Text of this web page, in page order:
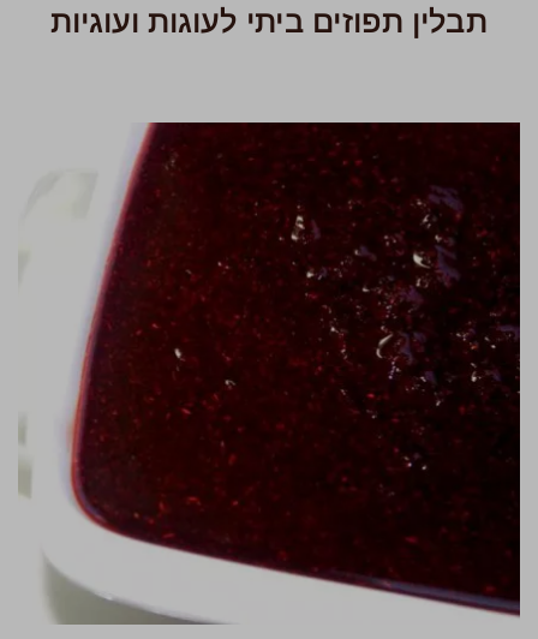
תבלין תפוזים ביתי לעוגות ועוגיות